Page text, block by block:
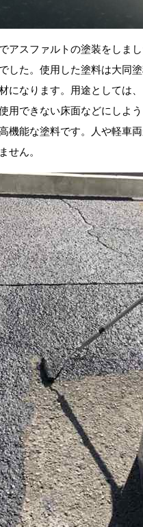
アスファルトの塗装をしま
した。使用した塗料は大同
になります。用途としては
用できない床面などにしよ
機能な塗料です。人や軽車
せん。